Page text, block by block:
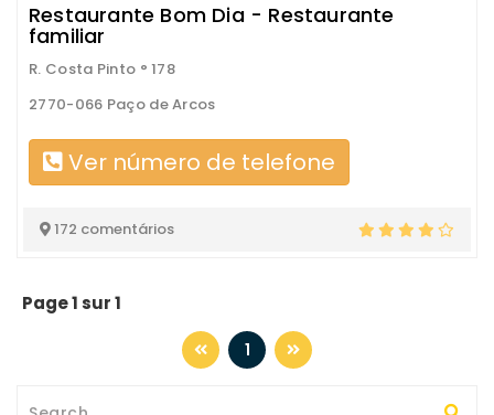
Restaurante Bom Dia - Restaurante
familiar
R. Costa Pinto ° 178
2770-066 Paço de Arcos
Ver número de telefone
172 comentários
Page 1 sur 1
1